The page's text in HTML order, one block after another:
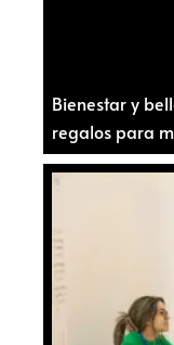
Bienestar y
regalos para